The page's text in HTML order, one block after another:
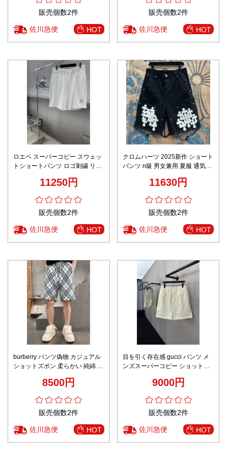
販売個数2件
佐川急便 HOT
販売個数2件
佐川急便 HOT
ロエベ スーパーコピー スウェッ
トショートパンツ ロゴ刺繍 リラ
11250円
販売個数2件
佐川急便 HOT
クロムハーツ 2025新作 ショート
パンツ n級 男女兼用 夏服 通気性
11630円
販売個数2件
佐川急便 HOT
burberry パンツ偽物 カジュアル
ショットズボン 柔らかい 純綿 柔
8500円
販売個数2件
佐川急便 HOT
目を引く存在感 gucci パンツ メ
ンズスーパーコピー ショットパ
9000円
販売個数2件
佐川急便 HOT